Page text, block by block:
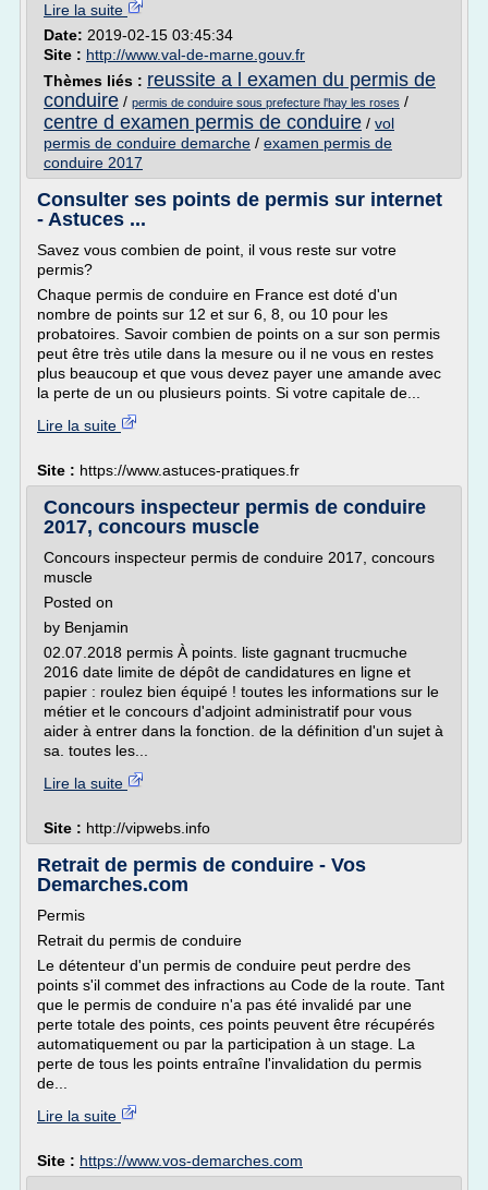
Lire la suite
Date: 2019-02-15 03:45:34
Site : http://www.val-de-marne.gouv.fr
Thèmes liés : reussite a l examen du permis de
conduire / permis de conduire sous prefecture l'hay les roses /
centre d examen permis de conduire / vol
permis de conduire demarche / examen permis de
conduire 2017
Consulter ses points de permis sur internet
- Astuces ...
Savez vous combien de point, il vous reste sur votre
permis?
Chaque permis de conduire en France est doté d'un
nombre de points sur 12 et sur 6, 8, ou 10 pour les
probatoires. Savoir combien de points on a sur son permis
peut être très utile dans la mesure ou il ne vous en restes
plus beaucoup et que vous devez payer une amande avec
la perte de un ou plusieurs points. Si votre capitale de...
Lire la suite
Site : https://www.astuces-pratiques.fr
Concours inspecteur permis de conduire
2017, concours muscle
Concours inspecteur permis de conduire 2017, concours
muscle
Posted on
by Benjamin
02.07.2018 permis À points. liste gagnant trucmuche
2016 date limite de dépôt de candidatures en ligne et
papier : roulez bien équipé ! toutes les informations sur le
métier et le concours d'adjoint administratif pour vous
aider à entrer dans la fonction. de la définition d'un sujet à
sa. toutes les...
Lire la suite
Site : http://vipwebs.info
Retrait de permis de conduire - Vos
Demarches.com
Permis
Retrait du permis de conduire
Le détenteur d'un permis de conduire peut perdre des
points s'il commet des infractions au Code de la route. Tant
que le permis de conduire n'a pas été invalidé par une
perte totale des points, ces points peuvent être récupérés
automatiquement ou par la participation à un stage. La
perte de tous les points entraîne l'invalidation du permis
de...
Lire la suite
Site : https://www.vos-demarches.com